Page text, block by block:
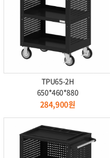
TPU65-2H
650*460*880
284,900원